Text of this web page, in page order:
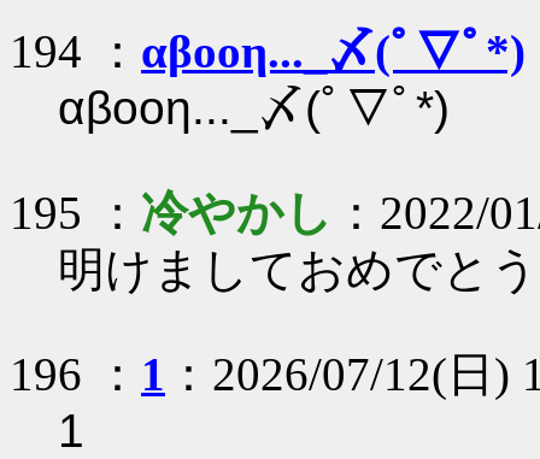
194 ： αβοοη..._〆(ﾟ▽ﾟ*)
αβοοη..._〆(ﾟ▽ﾟ*)
195 ： 冷やかし ：2022/
明けましておめでと
196 ： 1 ：2026/07/12(日)
1